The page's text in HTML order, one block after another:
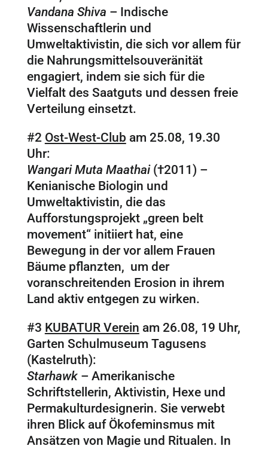
Vandana Shiva – Indische
Wissenschaftlerin und
Umweltaktivistin, die sich vor allem für
die Nahrungsmittelsouveränität
engagiert, indem sie sich für die
Vielfalt des Saatguts und dessen freie
Verteilung einsetzt.
#2 Ost-West-Club am 25.08, 19.30
Uhr:
Wangari Muta Maathai(†2011) –
Kenianische Biologin und
Umweltaktivistin, die das
Aufforstungsprojekt „green belt
movement“ initiiert hat, eine
Bewegung in der vor allem Frauen
Bäume pflanzten, um der
voranschreitenden Erosion in ihrem
Land aktiv entgegen zu wirken.
#3 KUBATUR Verein am 26.08, 19 Uhr,
Garten Schulmuseum Tagusens
(Kastelruth):
Starhawk– Amerikanische
Schriftstellerin, Aktivistin, Hexe und
Permakulturdesignerin. Sie verwebt
ihren Blick auf Ökofeminsmus mit
Ansätzen von Magie und Ritualen. In